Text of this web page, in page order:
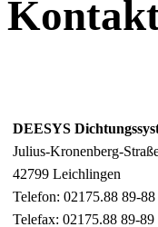
DEESYS
Julius-Kronenberg-
42799 Leichlingen
Telefon: 02175.88 89-88
Telefax: 02175.88 89-89